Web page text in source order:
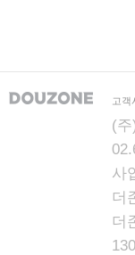
고객
(
사
더
더